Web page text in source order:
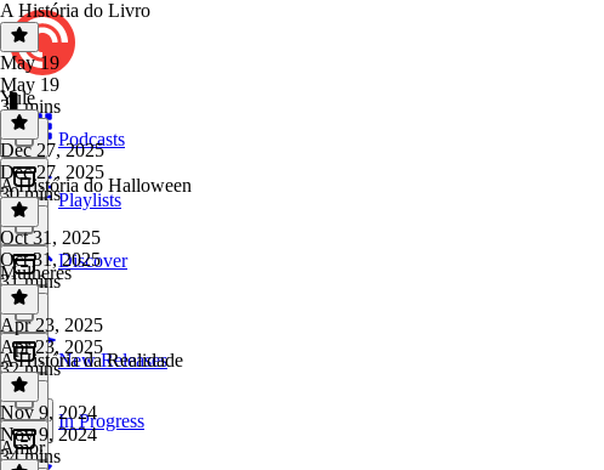
Podcasts
Playlists
Discover
New Releases
In Progress
A História do Livro
May 19
May 19
31 mins
Yule
Dec 27, 2025
Dec 27, 2025
30 mins
A História do Halloween
Oct 31, 2025
Oct 31, 2025
31 mins
Mulheres
Apr 23, 2025
Apr 23, 2025
32 mins
A História da Realidade
Nov 9, 2024
Nov 9, 2024
34 mins
Amor